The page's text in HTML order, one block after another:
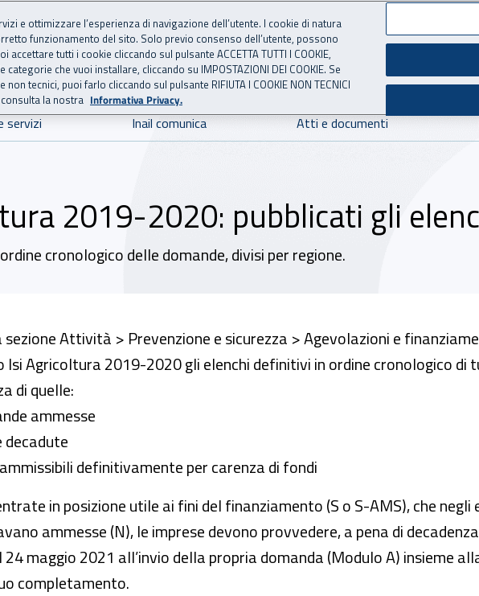
per l'Assicurazione
servizi Inail comunica Atti e documenti
2019-2020: pubblicati gli
cronologico delle domande, divisi per regione.
Attività > Prevenzione e sicurezza > Agevolazioni e
Isi Agricoltura 2019-2020 gli elenchi definitivi in ordine cronologico di
di quelle:
ammesse
decadute
definitivamente per carenza di fondi
in posizione utile ai fini del finanziamento (S o S-AMS), che negli
ammesse (N), le imprese devono provvedere, a pena di
maggio 2021 all’invio della propria domanda (Modulo A) insieme
completamento.
e ottimizzare l’esperienza di navigazione dell’utente. I cookie di natura
funzionamento del sito. Solo previo consenso dell’utente, possono
tutti i cookie cliccando sul pulsante ACCETTA TUTTI I COOKIE,
che vuoi installare, cliccando su IMPOSTAZIONI DEI COOKIE. Se
tecnici, puoi farlo cliccando sul pulsante RIFIUTA I COOKIE NON TECNICI
la nostra Informativa Privacy.